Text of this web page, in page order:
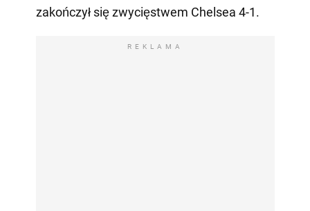
zakończył się zwycięstwem Chelsea 4-1.
REKLAMA